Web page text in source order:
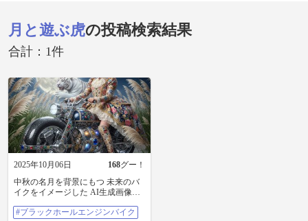
月と遊ぶ虎の投稿検索結果
合計：1件
2025年10月06日 168グー！
中秋の名月を背景にもつ 未来のバ
イクをイメージした AI生成画像で
面でバイク歴の比較的長い者が小
#ブラックホールエンジンバイク